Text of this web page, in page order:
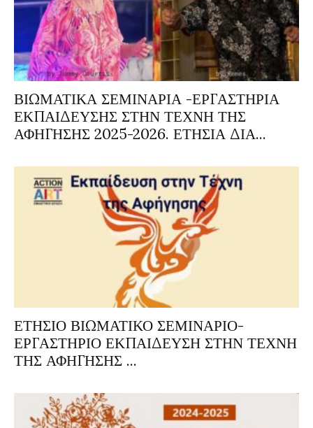
ΒΙΩΜΑΤΙΚΑ ΣΕΜΙΝΑΡΙΑ -ΕΡΓΑΣΤΗΡΙΑ
ΕΚΠΑΙΔΕΥΣΗΣ ΣΤΗΝ ΤΕΧΝΗ ΤΗΣ
ΑΦΗΓΗΣΗΣ 2025-2026. ΕΤΗΣΙΑ ΔΙΑ...
ΕΤΗΣΙΟ ΒΙΩΜΑΤΙΚΟ ΣΕΜΙΝΑΡΙΟ-
ΕΡΓΑΣΤΗΡΙΟ ΕΚΠΑΙΔΕΥΣΗ ΣΤΗΝ ΤΕΧΝΗ
ΤΗΣ ΑΦΗΓΗΣΗΣ ...